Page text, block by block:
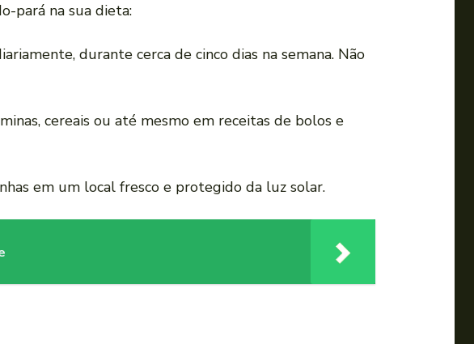
pará na sua dieta:
durante cerca de cinco dias na semana. Não
cereais ou até mesmo em receitas de bolos e
em um local fresco e protegido da luz solar.